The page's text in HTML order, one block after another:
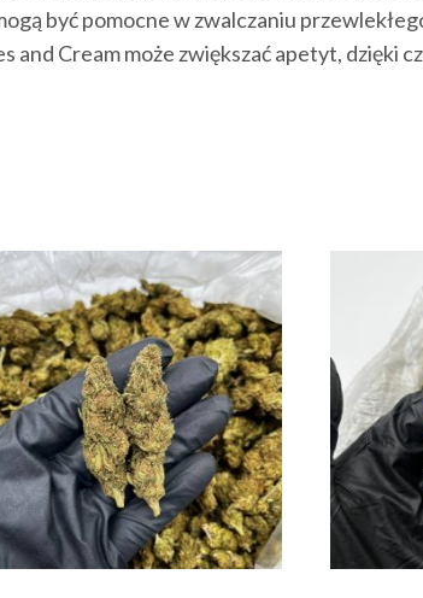
być pomocne w zwalczaniu
and Cream może zwiększać apetyt,